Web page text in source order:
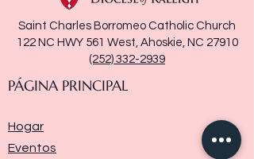
Saint Charles Borromeo Catholic Church
122 NC HWY 561 West, Ahoskie, NC 27910
(252) 332-2939
PÁGINA PRINCIPAL
Hogar
Eventos